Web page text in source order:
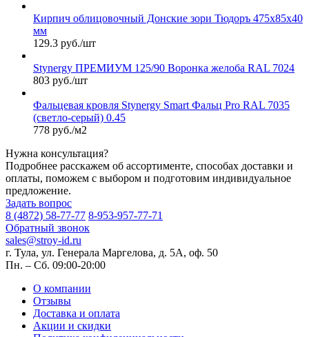
Кирпич облицовочный Донские зори Тюдоръ 475х85х40
мм
129.3 руб./шт
Stynergy ПРЕМИУМ 125/90 Воронка желоба RAL 7024
803 руб./шт
Фальцевая кровля Stynergy Smart Фальц Pro RAL 7035
(светло-серый) 0.45
778 руб./м2
Нужна консультация?
Подробнее расскажем об ассортименте, способах доставки и
оплаты, поможем с выбором и подготовим индивидуальное
предложение.
Задать вопрос
8 (4872) 58-77-77 8-953-957-77-71
Обратный звонок
sales@stroy-id.ru
г. Тула, ул. Генерала Маргелова, д. 5А, оф. 50
Пн. – Cб. 09:00-20:00
О компании
Отзывы
Доставка и оплата
Акции и скидки